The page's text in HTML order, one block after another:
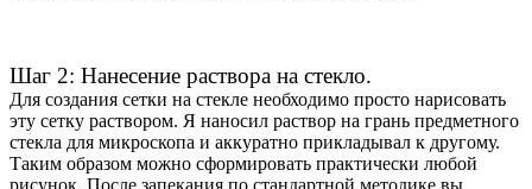
Шаг 2: Нанесение раствора на стекло.
Для создания сетки на стекле необходимо просто нарисовать
эту сетку раствором. Я наносил раствор на грань предметного
стекла для микроскопа и аккуратно прикладывал к другому.
Таким образом можно сформировать практически любой